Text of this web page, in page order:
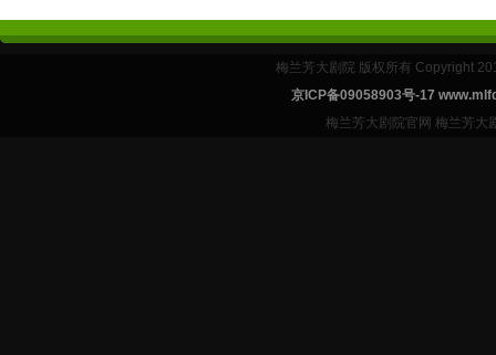
梅兰芳大剧院 版权所有 Copyright
京ICP备09058903号-17
梅兰芳大剧院官网 梅兰芳大